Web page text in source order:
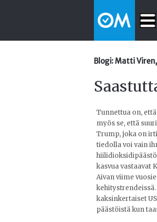
Blogi: Matti
Tunnettua on,
myös se, että
Trump, joka on
tiedolla voi vain
kasvua vastaavat
Aivan viime
kehitystrendeissä.
kaksinkertaiset
päästöistä kun